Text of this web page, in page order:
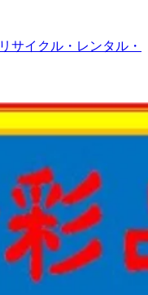
リサイクル・レンタル・